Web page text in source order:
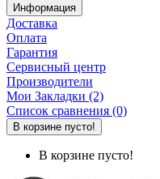
Информация
Доставка
Оплата
Гарантия
Сервисный центр
Производители
Мои Закладки (2)
Список сравнения (0)
В корзине пусто!
В корзине пусто!